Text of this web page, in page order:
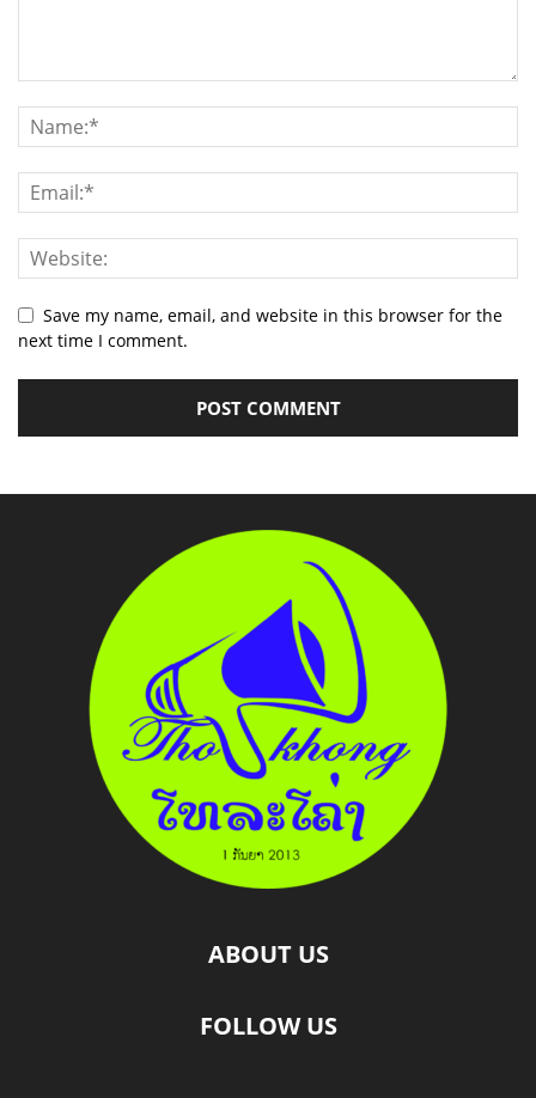
Save my name, email, and website in this browser for the
next time I comment.
ABOUT US
FOLLOW US